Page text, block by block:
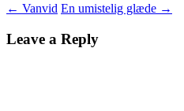
Indlægsnavigation
← Vanvid En umistelig glæde →
Leave a Reply